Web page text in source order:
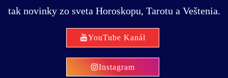
tak novinky zo sveta Horoskopu, Tarotu a Veštenia.
YouTube Kanál
Instagram